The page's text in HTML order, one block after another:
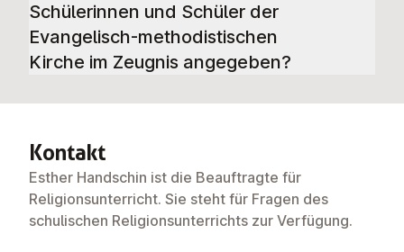
Schülerinnen und Schüler der
Evangelisch-methodistischen
Kirche im Zeugnis angegeben?
Kontakt
Esther Handschin ist die Beauftragte für
Religionsunterricht. Sie steht für Fragen des
schulischen Religionsunterrichts zur Verfügung.